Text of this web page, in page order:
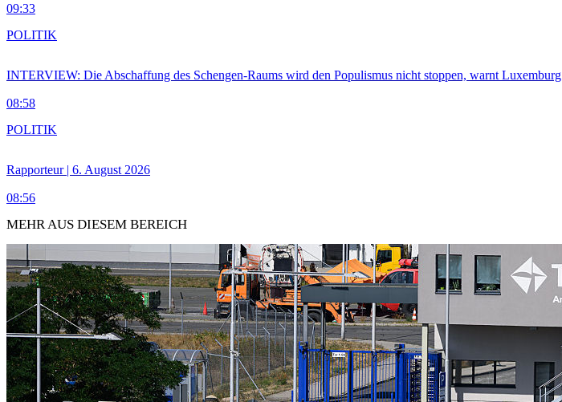
09:33
INTERVIEW: Die Abschaffung des Schengen-Raums wird den Populismus nicht stoppen, warnt Luxemburg
08:58
POLITIK
Rapporteur | 6. August 2026
08:56
POLITIK
MEHR AUS DIESEM BEREICH